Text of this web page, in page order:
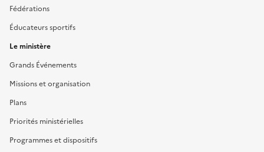
Fédérations
Éducateurs sportifs
Le ministère
Grands Événements
Missions et organisation
Plans
Priorités ministérielles
Programmes et dispositifs